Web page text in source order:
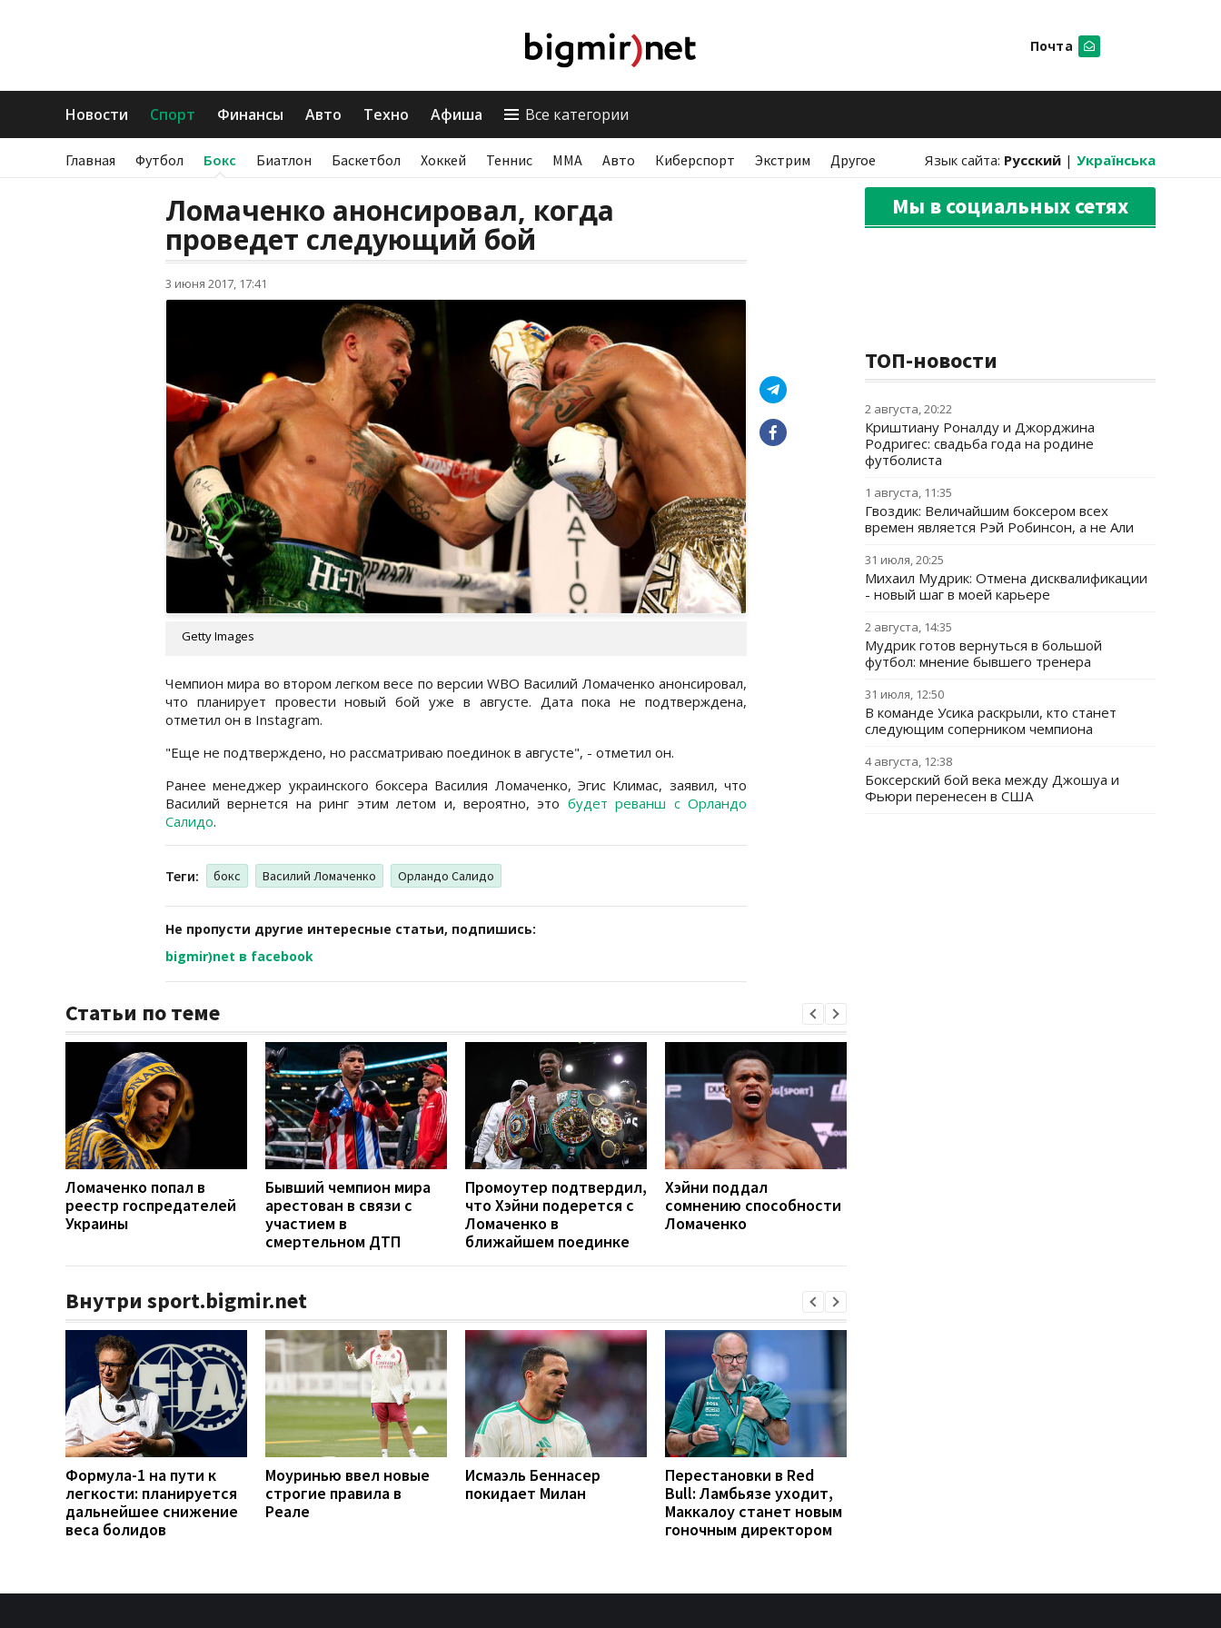
Почта
Новости Спорт Финансы Авто Техно Афиша Все категории
Главная Футбол Бокс Биатлон Баскетбол Хоккей Теннис ММА Авто Киберспорт Экстрим Другое Язык сайта: Русский | Українська
Ломаченко анонсировал, когда
проведет следующий бой
3 июня 2017, 17:41
Getty Images
Чемпион мира во втором легком весе по версии WBO Василий Ломаченко анонсировал,
что планирует провести новый бой уже в августе. Дата пока не подтверждена,
отметил он в Instagram.
"Еще не подтверждено, но рассматриваю поединок в августе", - отметил он.
Ранее менеджер украинского боксера Василия Ломаченко, Эгис Климас, заявил, что
Василий вернется на ринг этим летом и, вероятно, это будет реванш с Орландо
Салидо.
Теги: бокс Василий Ломаченко Орландо Салидо
Не пропусти другие интересные статьи, подпишись:
bigmir)net в facebook
Статьи по теме
Ломаченко попал в
реестр госпредателей
Украины
Бывший чемпион мира
арестован в связи с
участием в
смертельном ДТП
Промоутер подтвердил,
что Хэйни подерется с
Ломаченко в
ближайшем поединке
Хэйни поддал
сомнению способности
Ломаченко
Внутри sport.bigmir.net
Формула-1 на пути к
легкости: планируется
дальнейшее снижение
веса болидов
Моуринью ввел новые
строгие правила в
Реале
Исмаэль Беннасер
покидает Милан
Перестановки в Red
Bull: Ламбьязе уходит,
Маккалоу станет новым
гоночным директором
Мы в социальных сетях
ТОП-новости
2 августа, 20:22
Криштиану Роналду и Джорджина
Родригес: свадьба года на родине
футболиста
1 августа, 11:35
Гвоздик: Величайшим боксером всех
времен является Рэй Робинсон, а не Али
31 июля, 20:25
Михаил Мудрик: Отмена дисквалификации
- новый шаг в моей карьере
2 августа, 14:35
Мудрик готов вернуться в большой
футбол: мнение бывшего тренера
31 июля, 12:50
В команде Усика раскрыли, кто станет
следующим соперником чемпиона
4 августа, 12:38
Боксерский бой века между Джошуа и
Фьюри перенесен в США